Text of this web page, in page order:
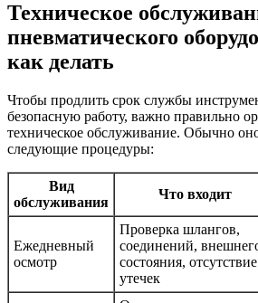
Техническое
пневматического
как делать
Чтобы продлить срок службы
безопасную работу, важно правильно
техническое обслуживание. Обычно
следующие процедуры:
Вид
обслуживания
Что входит
Ежедневный
осмотр
Проверка шлангов,
соединений,
состояния, отсутствие
утечек